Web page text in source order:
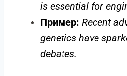
is essential for
Пример: Recent
genetics have
debates.